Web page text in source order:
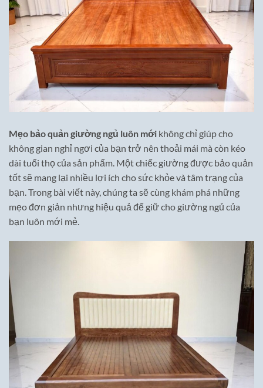
Mẹo bảo quản giường ngủ luôn mới không chỉ giúp cho
không gian nghỉ ngơi của bạn trở nên thoải mái mà còn kéo
dài tuổi thọ của sản phẩm. Một chiếc giường được bảo quản
tốt sẽ mang lại nhiều lợi ích cho sức khỏe và tâm trạng của
bạn. Trong bài viết này, chúng ta sẽ cùng khám phá những
mẹo đơn giản nhưng hiệu quả để giữ cho giường ngủ của
bạn luôn mới mẻ.